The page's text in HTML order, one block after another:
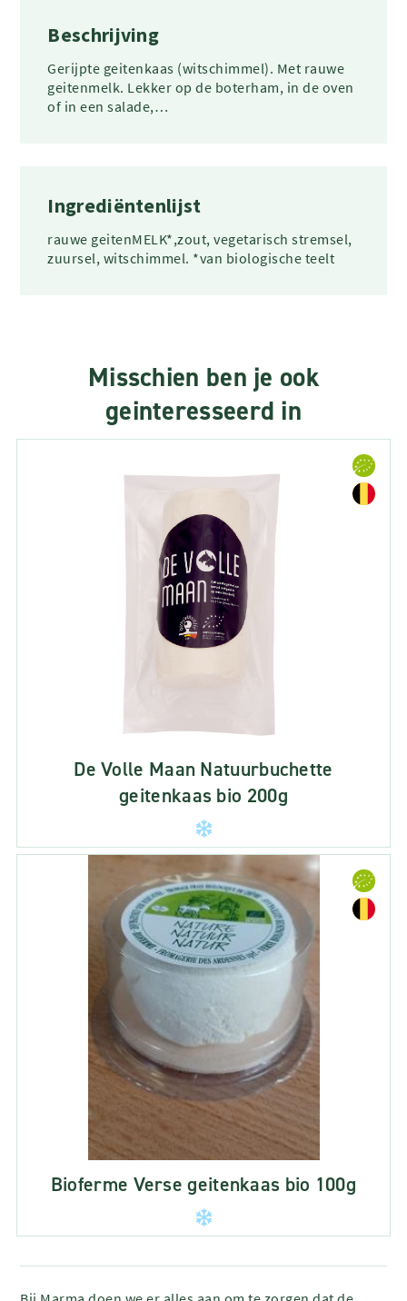
Beschrijving
Gerijpte geitenkaas (witschimmel). Met rauwe
geitenmelk. Lekker op de boterham, in de oven
of in een salade,…
Ingrediëntenlijst
rauwe geitenMELK*,zout, vegetarisch stremsel,
zuursel, witschimmel. *van biologische teelt
Misschien ben je ook
geinteresseerd in
De Volle Maan Natuurbuchette
geitenkaas bio 200g
Bioferme Verse geitenkaas bio 100g